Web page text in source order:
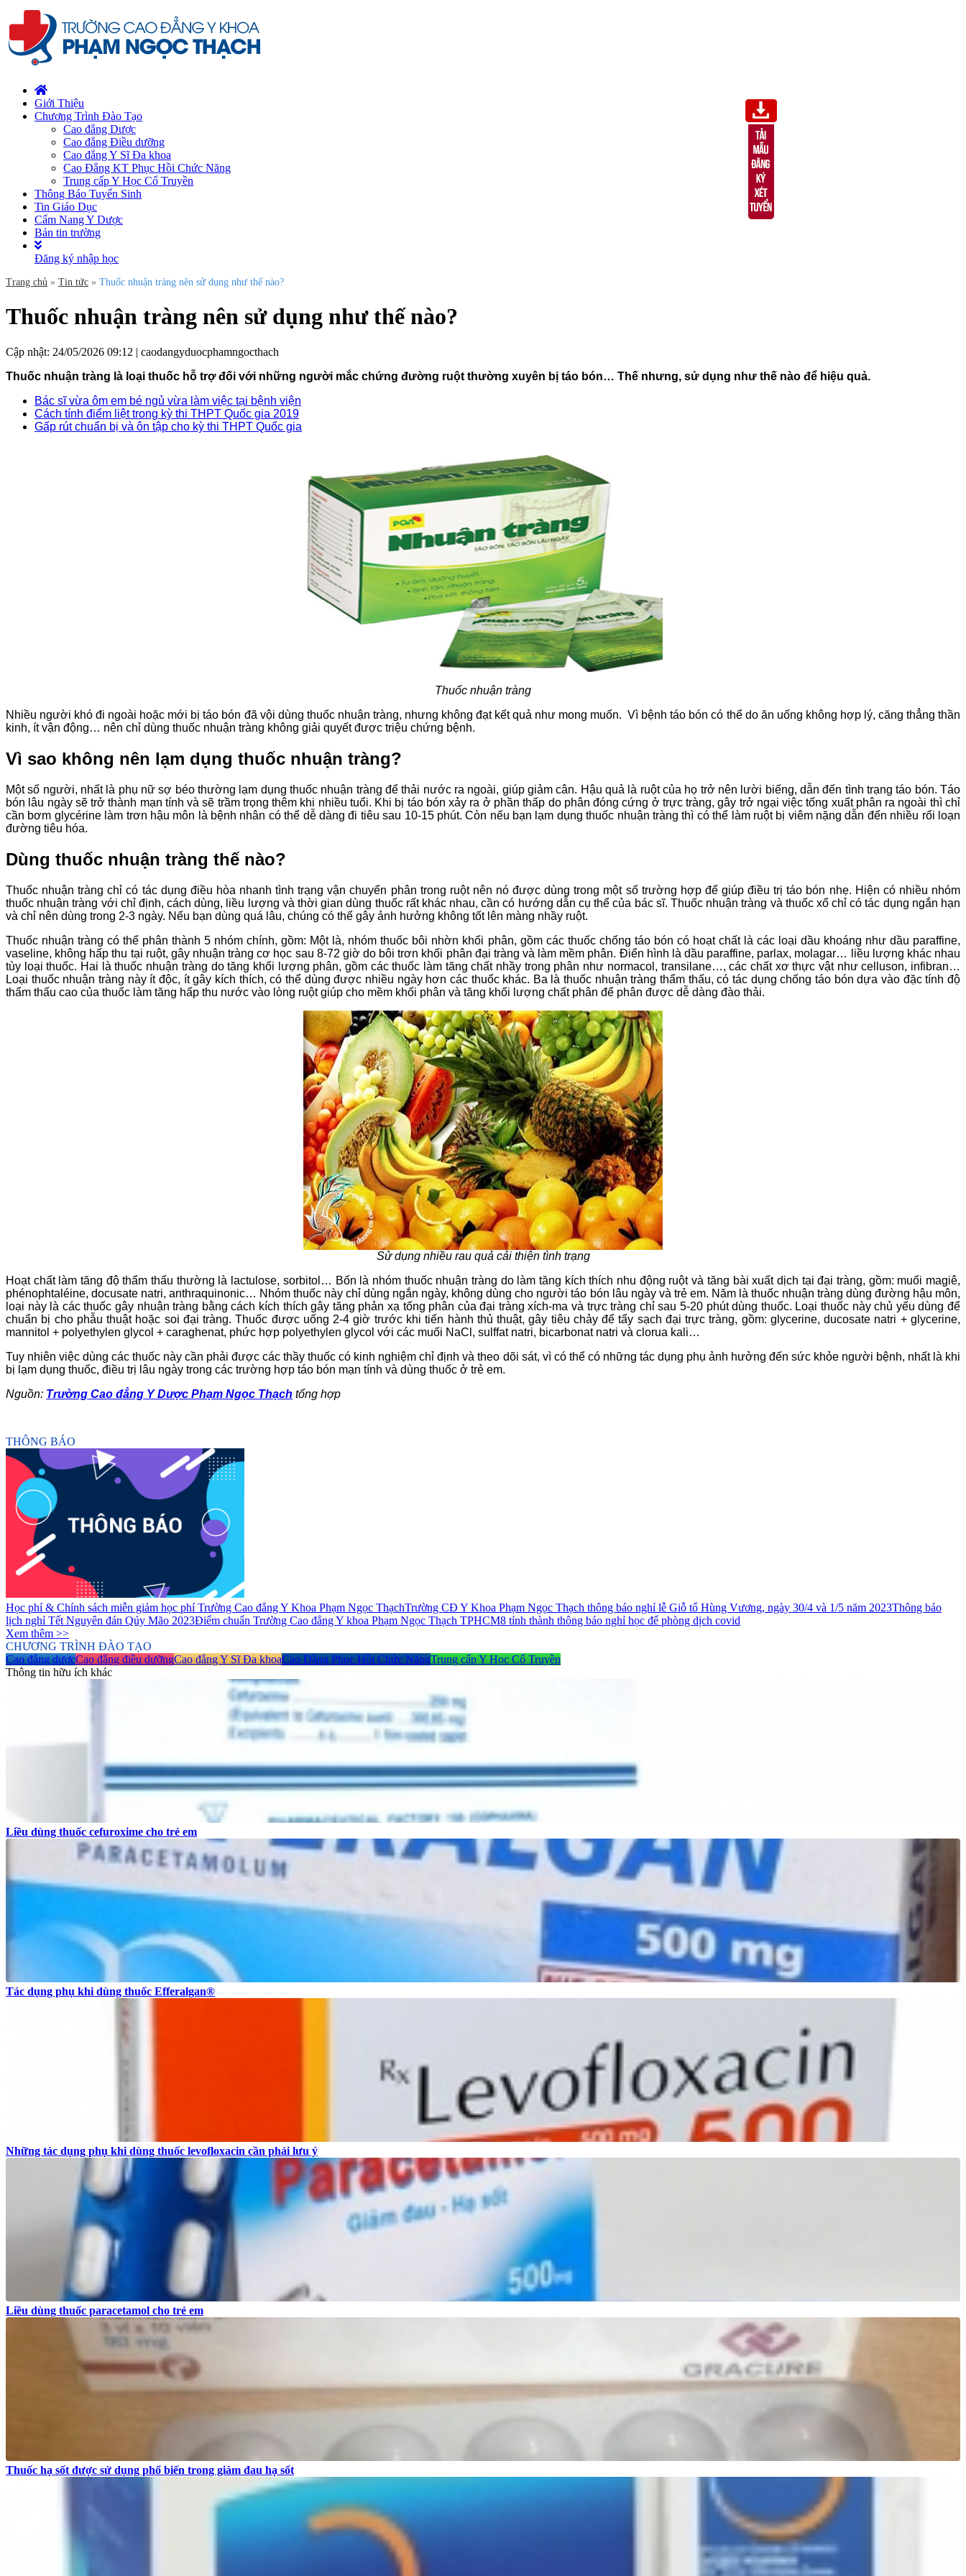
Giới Thiệu
Chương Trình Đào Tạo
Cao đẳng Dược
Cao đẳng Điều dưỡng
Cao đẳng Y Sĩ Đa khoa
Cao Đẳng KT Phục Hồi Chức Năng
Trung cấp Y Học Cổ Truyền
Thông Báo Tuyển Sinh
Tin Giáo Dục
Cẩm Nang Y Dược
Bản tin trường
Đăng ký nhập học
Trang chủ » Tin tức » Thuốc nhuận tràng nên sử dụng như thế nào?
Thuốc nhuận tràng nên sử dụng như thế nào?
Cập nhật: 24/05/2026 09:12 | caodangyduocphamngocthach
Thuốc nhuận tràng là loại thuốc hỗ trợ đối với những người mắc chứng đường ruột thường xuyên bị táo bón… Thế nhưng, sử dụng như thế nào để hiệu quả.
Bác sĩ vừa ôm em bé ngủ vừa làm việc tại bệnh viện
Cách tính điểm liệt trong kỳ thi THPT Quốc gia 2019
Gấp rút chuẩn bị và ôn tập cho kỳ thi THPT Quốc gia
Thuốc nhuận tràng
Nhiều người khó đi ngoài hoặc mới bị táo bón đã vội dùng thuốc nhuận tràng, nhưng không đạt kết quả như mong muốn. Vì bệnh táo bón có thể do ăn uống không hợp lý, căng thẳng thần
kinh, ít vận động… nên chỉ dùng thuốc nhuận tràng không giải quyết được triệu chứng bệnh.
Vì sao không nên lạm dụng thuốc nhuận tràng?
Một số người, nhất là phụ nữ sợ béo thường lạm dụng thuốc nhuận tràng để thải nước ra ngoài, giúp giảm cân. Hậu quả là ruột của họ trở nên lười biếng, dẫn đến tình trạng táo bón. Táo
bón lâu ngày sẽ trở thành mạn tính và sẽ trầm trọng thêm khi nhiều tuổi. Khi bị táo bón xảy ra ở phần thấp do phân đóng cứng ở trực tràng, gây trở ngại việc tống xuất phân ra ngoài thì chỉ
cần bơm glycérine làm trơn hậu môn là bệnh nhân có thể dễ dàng đi tiêu sau 10-15 phút. Còn nếu bạn lạm dụng thuốc nhuận tràng thì có thể làm ruột bị viêm nặng dẫn đến nhiều rối loạn
đường tiêu hóa.
Dùng thuốc nhuận tràng thế nào?
Thuốc nhuận tràng chỉ có tác dụng điều hòa nhanh tình trạng vận chuyển phân trong ruột nên nó được dùng trong một số trường hợp để giúp điều trị táo bón nhẹ. Hiện có nhiều nhóm
thuốc nhuận tràng với chỉ định, cách dùng, liều lượng và thời gian dùng thuốc rất khác nhau, cần có hướng dẫn cụ thể của bác sĩ. Thuốc nhuận tràng và thuốc xổ chỉ có tác dụng ngắn hạn
và chỉ nên dùng trong 2-3 ngày. Nếu bạn dùng quá lâu, chúng có thể gây ảnh hưởng không tốt lên màng nhầy ruột.
Thuốc nhuận tràng có thể phân thành 5 nhóm chính, gồm: Một là, nhóm thuốc bôi nhờn khối phân, gồm các thuốc chống táo bón có hoạt chất là các loại dầu khoáng như dầu paraffine,
vaseline, không hấp thu tại ruột, gây nhuận tràng cơ học sau 8-72 giờ do bôi trơn khối phân đại tràng và làm mềm phân. Điển hình là dầu paraffine, parlax, molagar… liều lượng khác nhau
tùy loại thuốc. Hai là thuốc nhuận tràng do tăng khối lượng phân, gồm các thuốc làm tăng chất nhầy trong phân như normacol, transilane…, các chất xơ thực vật như celluson, infibran…
Loại thuốc nhuận tràng này ít độc, ít gây kích thích, có thể dùng được nhiều ngày hơn các thuốc khác. Ba là thuốc nhuận tràng thẩm thấu, có tác dụng chống táo bón dựa vào đặc tính độ
thẩm thấu cao của thuốc làm tăng hấp thu nước vào lòng ruột giúp cho mềm khối phân và tăng khối lượng chất phân để phân được dễ dàng đào thải.
Sử dụng nhiều rau quả cải thiện tình trạng
Hoạt chất làm tăng độ thẩm thấu thường là lactulose, sorbitol… Bốn là nhóm thuốc nhuận tràng do làm tăng kích thích nhu động ruột và tăng bài xuất dịch tại đại tràng, gồm: muối magiê,
phénophtaléine, docusate natri, anthraquinonic… Nhóm thuốc này chỉ dùng ngắn ngày, không dùng cho người táo bón lâu ngày và trẻ em. Năm là thuốc nhuận tràng dùng đường hậu môn,
loại này là các thuốc gây nhuận tràng bằng cách kích thích gây tăng phản xạ tống phân của đại tràng xích-ma và trực tràng chỉ sau 5-20 phút dùng thuốc. Loại thuốc này chủ yếu dùng để
chuẩn bị cho phẫu thuật hoặc soi đại tràng. Thuốc được uống 2-4 giờ trước khi tiến hành thủ thuật, gây tiêu chảy để tẩy sạch đại trực tràng, gồm: glycerine, ducosate natri + glycerine,
mannitol + polyethylen glycol + caraghenat, phức hợp polyethylen glycol với các muối NaCl, sulffat natri, bicarbonat natri và clorua kali…
Tuy nhiên việc dùng các thuốc này cần phải được các thầy thuốc có kinh nghiệm chỉ định và theo dõi sát, vì có thể có những tác dụng phụ ảnh hưởng đến sức khỏe người bệnh, nhất là khi
bị lạm dụng thuốc, điều trị lâu ngày trong các trường hợp táo bón mạn tính và dùng thuốc ở trẻ em.
Nguồn: Trường Cao đẳng Y Dược Phạm Ngọc Thạch tổng hợp
THÔNG BÁO
Học phí & Chính sách miễn giảm học phí Trường Cao đẳng Y Khoa Phạm Ngọc ThạchTrường CĐ Y Khoa Phạm Ngọc Thạch thông báo nghỉ lễ Giỗ tổ Hùng Vương, ngày 30/4 và 1/5 năm 2023Thông báo
lịch nghỉ Tết Nguyên đán Qúy Mão 2023Điểm chuẩn Trường Cao đẳng Y khoa Phạm Ngọc Thạch TPHCM8 tỉnh thành thông báo nghỉ học để phòng dịch covid
Xem thêm >>
CHƯƠNG TRÌNH ĐÀO TẠO
Cao đẳng dượcCao đẳng điều dưỡngCao đẳng Y Sĩ Đa khoaCao Đẳng Phục Hồi Chức NăngTrung cấp Y Học Cổ Truyền
Thông tin hữu ích khác
Liều dùng thuốc cefuroxime cho trẻ em
Tác dụng phụ khi dùng thuốc Efferalgan®
Những tác dụng phụ khi dùng thuốc levofloxacin cần phải lưu ý
Liều dùng thuốc paracetamol cho trẻ em
Thuốc hạ sốt được sử dụng phổ biến trong giảm đau hạ sốt